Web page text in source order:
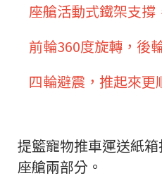
座艙活動式鐵架支撐
前輪360度旋轉，後
四輪避震，推起來更
提籃寵物推車運送紙
座艙兩部分。